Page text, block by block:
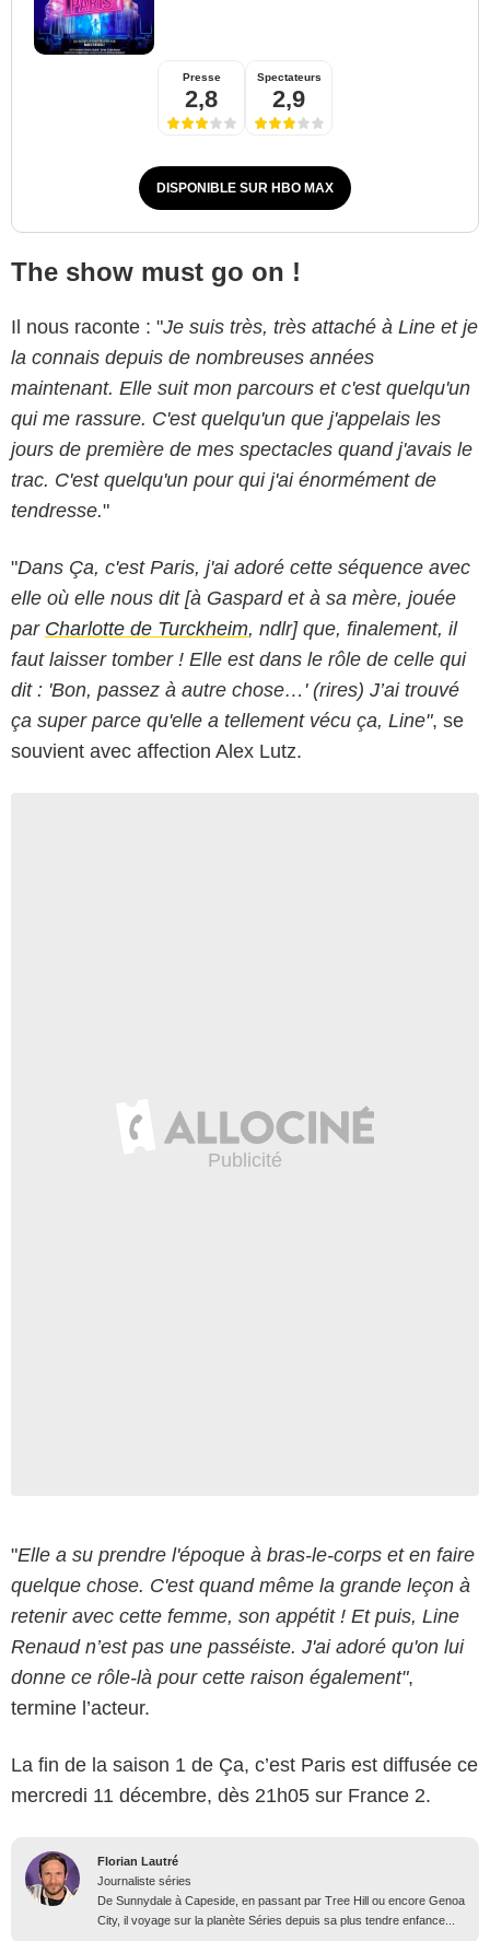
Presse
2,8
Spectateurs
2,9
DISPONIBLE SUR HBO MAX
The show must go on !
Il nous raconte : "Je suis très, très attaché à Line et je
la connais depuis de nombreuses années
maintenant. Elle suit mon parcours et c'est quelqu'un
qui me rassure. C'est quelqu'un que j'appelais les
jours de première de mes spectacles quand j'avais le
trac. C'est quelqu'un pour qui j'ai énormément de
tendresse."
"Dans Ça, c'est Paris, j'ai adoré cette séquence avec
elle où elle nous dit [à Gaspard et à sa mère, jouée
par Charlotte de Turckheim, ndlr] que, finalement, il
faut laisser tomber ! Elle est dans le rôle de celle qui
dit : 'Bon, passez à autre chose…' (rires) J’ai trouvé
ça super parce qu'elle a tellement vécu ça, Line", se
souvient avec affection Alex Lutz.
"Elle a su prendre l'époque à bras-le-corps et en faire
quelque chose. C'est quand même la grande leçon à
retenir avec cette femme, son appétit ! Et puis, Line
Renaud n’est pas une passéiste. J'ai adoré qu'on lui
donne ce rôle-là pour cette raison également",
termine l’acteur.
La fin de la saison 1 de Ça, c’est Paris est diffusée ce
mercredi 11 décembre, dès 21h05 sur France 2.
Florian Lautré
Journaliste séries
De Sunnydale à Capeside, en passant par Tree Hill ou encore Genoa
City, il voyage sur la planète Séries depuis sa plus tendre enfance...